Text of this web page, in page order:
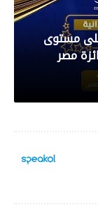
المنصورة من بين 10 على مستوى
مصر